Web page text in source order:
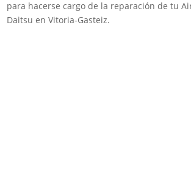
para hacerse cargo de la reparación de tu
Daitsu en Vitoria-Gasteiz.